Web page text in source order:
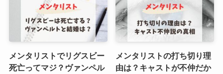
メンタリストでリグスビー
死亡ってマジ？ヴァンペル
メンタリストの打ち切り理
由は？キャストが不仲だか